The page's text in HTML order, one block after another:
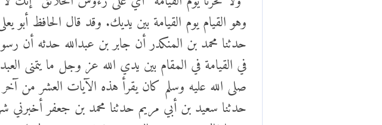
وهو القيام يوم القيامة بين يديك. وقد قال الحافظ
حدثنا محمد بن المنكدر أن جابر بن عبدالله حدثه أن
في القيامة في المقام بين يدي الله عز وجل ما
صلى الله عليه وسلم كان يقرأ هذه الآيات العشر من
حدثنا سعيد بن أبي مريم حدثنا محمد بن جعفر